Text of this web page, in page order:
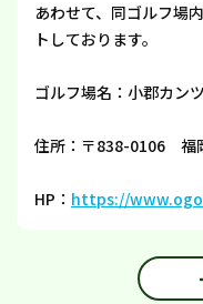
あわせて、同ゴルフ場
トしております。
ゴルフ場名：小郡カン
住所：〒838-0106 福
HP： https://